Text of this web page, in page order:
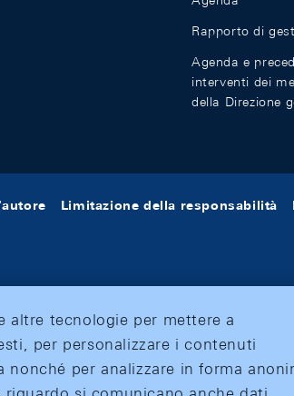
Rapporto di
Agenda e
interventi dei
della Direzione
Limitazione della responsabilità
altre tecnologie per mettere a
per personalizzare i contenuti
per analizzare in forma